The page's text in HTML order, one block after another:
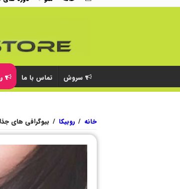
سروش تماس با ما
خانه / روبیکا / بیوگرافی های